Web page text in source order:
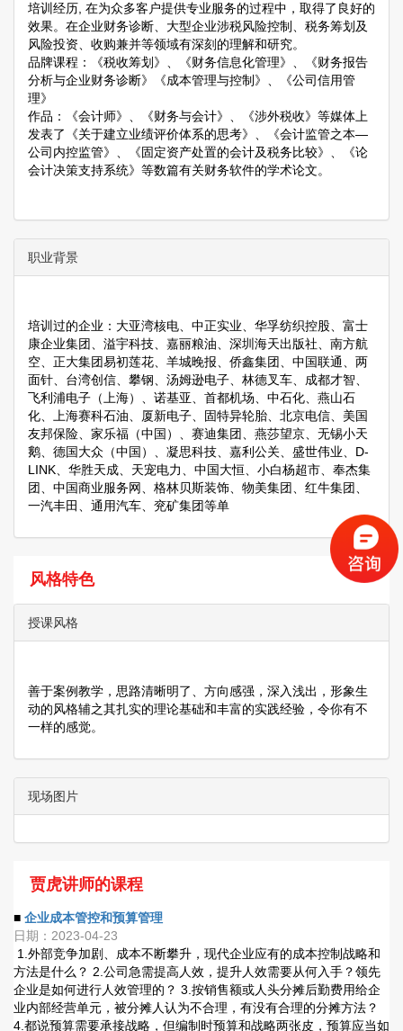
培训经历, 在为众多客户提供专业服务的过程中，取得了良好的
效果。在企业财务诊断、大型企业涉税风险控制、税务筹划及
风险投资、收购兼并等领域有深刻的理解和研究。
品牌课程：《税收筹划》、《财务信息化管理》、《财务报告
分析与企业财务诊断》《成本管理与控制》、《公司信用管
理》
作品：《会计师》、《财务与会计》、《涉外税收》等媒体上
发表了《关于建立业绩评价体系的思考》、《会计监管之本—
公司内控监管》、《固定资产处置的会计及税务比较》、《论
会计决策支持系统》等数篇有关财务软件的学术论文。
职业背景
培训过的企业：大亚湾核电、中正实业、华孚纺织控股、富士
康企业集团、溢宇科技、嘉丽粮油、深圳海天出版社、南方航
空、正大集团易初莲花、羊城晚报、侨鑫集团、中国联通、两
面针、台湾创信、攀钢、汤姆逊电子、林德叉车、成都才智、
飞利浦电子（上海）、诺基亚、首都机场、中石化、燕山石
化、上海赛科石油、厦新电子、固特异轮胎、北京电信、美国
友邦保险、家乐福（中国）、赛迪集团、燕莎望京、无锡小天
鹅、德国大众（中国）、凝思科技、嘉利公关、盛世伟业、D-
LINK、华胜天成、天宠电力、中国大恒、小白杨超市、奉杰集
团、中国商业服务网、格林贝斯装饰、物美集团、红牛集团、
一汽丰田、通用汽车、兖矿集团等单
风格特色
授课风格
善于案例教学，思路清晰明了、方向感强，深入浅出，形象生
动的风格辅之其扎实的理论基础和丰富的实践经验，令你有不
一样的感觉。
现场图片
贾虎讲师的课程
■ 企业成本管控和预算管理
日期：2023-04-23
1.外部竞争加剧、成本不断攀升，现代企业应有的成本控制战略和
方法是什么？ 2.公司急需提高人效，提升人效需要从何入手？领先
企业是如何进行人效管理的？ 3.按销售额或人头分摊后勤费用给企
业内部经营单元，被分摊人认为不合理，有没有合理的分摊方法？
4.都说预算需要承接战略，但编制时预算和战略两张皮，预算应当如